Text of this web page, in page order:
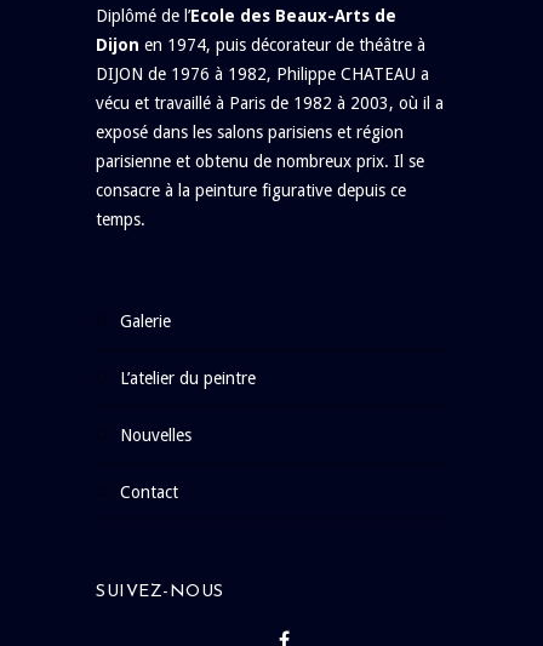
Diplômé de l’Ecole des Beaux-Arts de
Dijon en 1974, puis décorateur de théâtre à
DIJON de 1976 à 1982, Philippe CHATEAU a
vécu et travaillé à Paris de 1982 à 2003, où il a
exposé dans les salons parisiens et région
parisienne et obtenu de nombreux prix. Il se
consacre à la peinture figurative depuis ce
temps.
galerie
l’atelier du peintre
nouvelles
contact
SUIVEZ-NOUS